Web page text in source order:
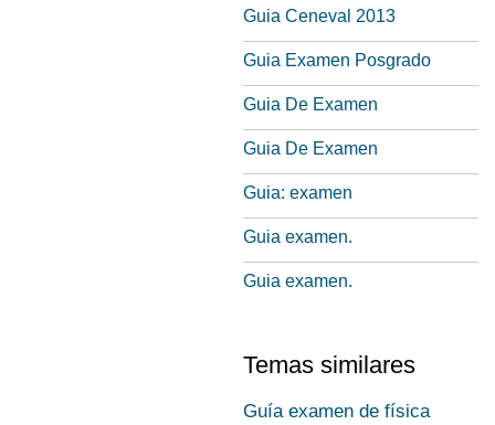
Guia Ceneval 2013
Guia Examen Posgrado
Guia De Examen
Guia De Examen
Guia: examen
Guia examen.
Guia examen.
Temas similares
Guía examen de física